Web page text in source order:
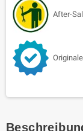
After-